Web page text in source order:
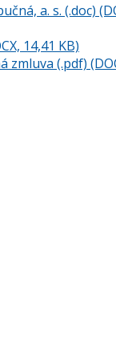
a. s. (.doc)
14,41 KB)
(.pdf)